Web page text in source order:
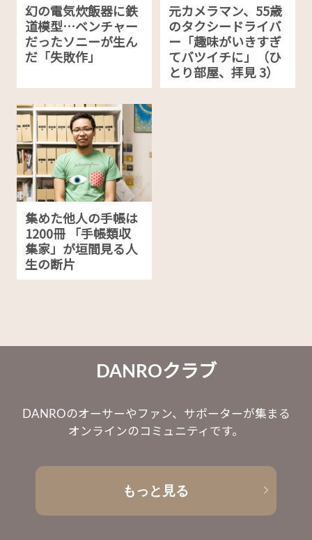
幻の電気炊飯器に鉄
道模型…ベンチャー
だったソニーが生ん
だ「失敗作」
元カメラマン、55歳
のタクシードライバ
ー「趣味がいきすぎ
てバツイチに」（ひ
とり部屋、拝見 3）
集めた他人の手帳は
1200冊 「手帳類収
集家」が垣間見る人
生の断片
DANROクラブ
DANROのオーサーやファン、サポーターが集まる
オンラインのコミュニティです。
もっと見る